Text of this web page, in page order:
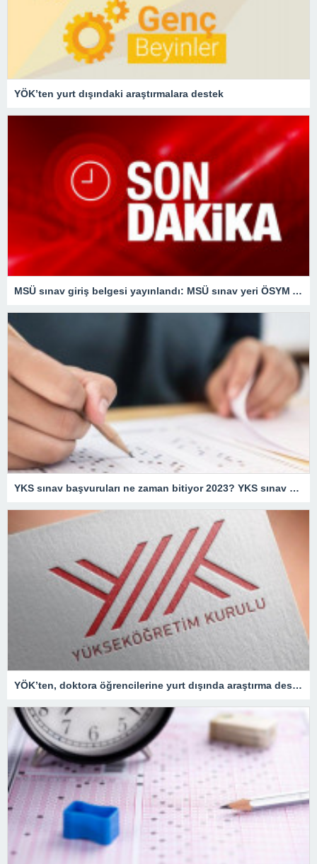
YÖK’ten yurt dışındaki araştırmalara destek
MSÜ sınav giriş belgesi yayınlandı: MSÜ sınav yeri ÖSYM AİS sayfasında…
YKS sınav başvuruları ne zaman bitiyor 2023? YKS sınav yerleri n zaman açıklanacak 2023?
YÖK’ten, doktora öğrencilerine yurt dışında araştırma desteği – Son Dakika Eğitim Haberleri